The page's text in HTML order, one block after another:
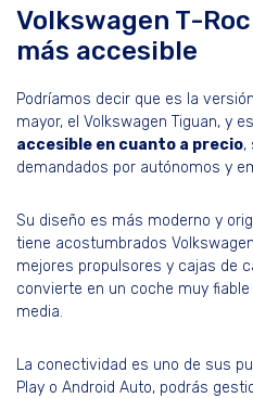
Volkswagen T-
más accesible
Podríamos decir que es la
mayor, el Volkswagen Tiguan, y es
accesible en cuanto a precio,
demandados por autónomos y
Su diseño es más moderno y
tiene acostumbrados
mejores propulsores y cajas de
convierte en un coche muy
media.
La conectividad es uno de sus
Play o Android Auto, podrás